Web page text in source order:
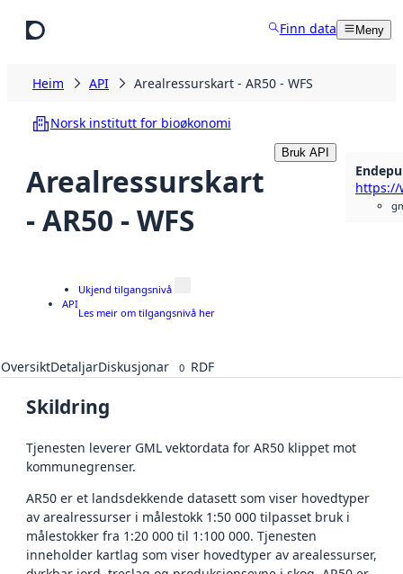
Finn data Meny
Heim API Arealressurskart - AR50 - WFS
Norsk institutt for bioøkonomi
Arealressurskart
- AR50 - WFS
Bruk API
API
Ukjend tilgangsnivå
Les meir om tilgangsnivå her
OversiktDetaljarDiskusjonar 0 RDF
Skildring
Tjenesten leverer GML vektordata for AR50 klippet mot
kommunegrenser.
AR50 er et landsdekkende datasett som viser hovedtyper
av arealressurser i målestokk 1:50 000 tilpasset bruk i
målestokker fra 1:20 000 til 1:100 000. Tjenesten
inneholder kartlag som viser hovedtyper av arealessurser,